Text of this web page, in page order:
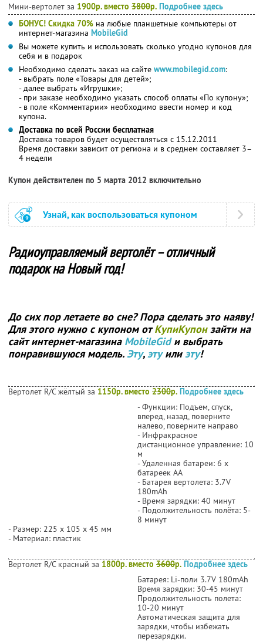
Мини-вертолет за 1900р. вместо 3800р. Подробнее здесь
БОНУС! Скидка 70% на любые планшетные компьютеры от
интернет-магазина MobileGid
Вы можете купить и использовать сколько угодно купонов для
себя и в подарок
Необходимо сделать заказ на сайте www.mobilegid.com:
- выбрать поле «Товары для детей»;
- далее выбрать «Игрушки»;
- при заказе необходимо указать способ оплаты «По купону»;
- в поле «Комментарии» необходимо ввести номер и код
купона.
Доставка по всей России бесплатная
Доставка товаров будет осуществляться с 15.12.2011
Время доставки зависит от региона и в среднем составляет 3–
4 недели
Купон действителен по 5 марта 2012 включительно
Узнай, как воспользоваться купоном
Радиоуправляемый вертолёт – отличный
подарок на Новый год!
До сих пор летаете во сне? Пора сделать это наяву!
Для этого нужно с купоном отКупиКупонзайти на
сайт интернет-магазина MobileGidи выбрать
понравившуюся модель.Эту,этуилиэту!
Вертолет R/C жёлтый за 1150р. вместо 2300р. Подробнее здесь
- Функции: Подъем, спуск,
вперед, назад, поверните
налево, поверните направо
- Инфракрасное
дистанционное управление: 10
м
- Удаленная батареи: 6 х
батареек АА
- Батарея вертолета: 3.7V
180mAh
- Время зарядки: 40 минут
- Подолжительность полёта: 5-
8 минут
- Размер: 225 х 105 х 45 мм
- Материал: пластик
Вертолет R/С красный за 1800р. вместо 3600р. Подробнее здесь
Батарея: Li-поли 3.7V 180mAh
Время зарядки: 30-45 минут
Продолжительность полета:
10-20 минут
Автоматическая защита для
зарядки, чтобы избежать
перезарядки.